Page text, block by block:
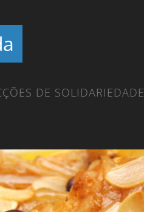
DE SOLIDARIEDADE